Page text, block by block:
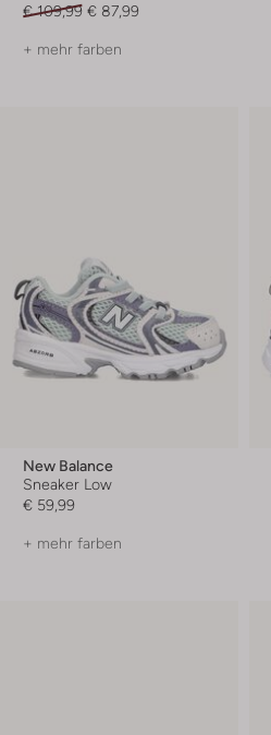
€ 109,99 € 87,99
+ mehr farben
New Balance
Sneaker Low
€ 59,99
+ mehr farben